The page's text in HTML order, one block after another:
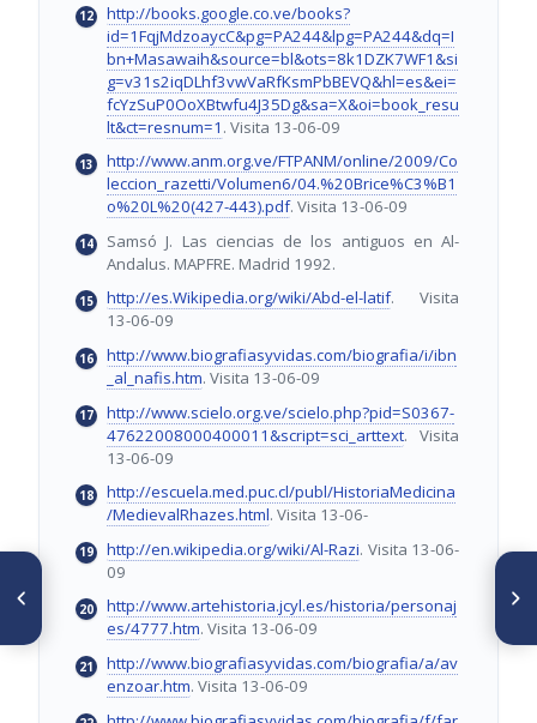
http://books.google.co.ve/books?
id=1FqjMdzoaycC&pg=PA244&lpg=PA244&dq=I
bn+Masawaih&source=bl&ots=8k1DZK7WF1&si
g=v31s2iqDLhf3vwVaRfKsmPbBEVQ&hl=es&ei=
fcYzSuP0OoXBtwfu4J35Dg&sa=X&oi=book_resu
lt&ct=resnum=1 . Visita 13-06-09
http://www.anm.org.ve/FTPANM/online/2009/Co
leccion_razetti/Volumen6/04.%20Brice%C3%B1
o%20L%20(427-443).pdf. Visita 13-06-09
Samsó J. Las ciencias de los antiguos en Al-
Andalus. MAPFRE. Madrid 1992.
http://es.Wikipedia.org/wiki/Abd-el-latif. Visita
13-06-09
http://www.biografiasyvidas.com/biografia/i/ibn
_al_nafis.htm. Visita 13-06-09
http://www.scielo.org.ve/scielo.php?pid=S0367-
47622008000400011&script=sci_arttext. Visita
13-06-09
http://escuela.med.puc.cl/publ/HistoriaMedicina
/MedievalRhazes.html. Visita 13-06-
http://en.wikipedia.org/wiki/Al-Razi. Visita 13-06-
09
http://www.artehistoria.jcyl.es/historia/personaj
es/4777.htm. Visita 13-06-09
http://www.biografiasyvidas.com/biografia/a/av
enzoar.htm. Visita 13-06-09
ARTÍCULO ANTERIOR
De cómo el curare fue la clave
para el descubrimeinto de la
transmisión neuromuscular
José León Tapia: Médico,
escritor y político. A dos años